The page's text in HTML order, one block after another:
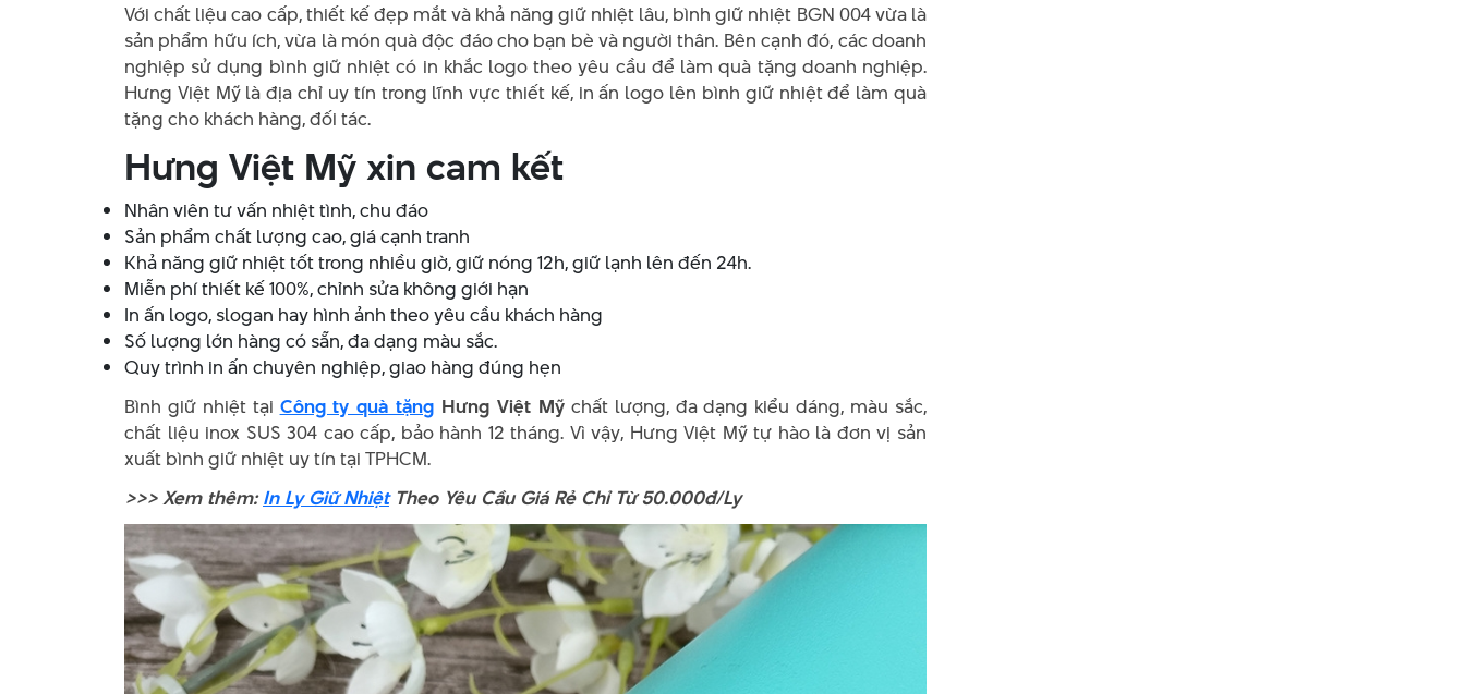
Với chất liệu cao cấp, thiết kế đẹp mắt và khả năng giữ nhiệt lâu, bình giữ nhiệt BGN 004 vừa là
sản phẩm hữu ích, vừa là món quà độc đáo cho bạn bè và người thân. Bên cạnh đó, các doanh
nghiệp sử dụng bình giữ nhiệt có in khắc logo theo yêu cầu để làm quà tặng doanh nghiệp.
Hưng Việt Mỹ là địa chỉ uy tín trong lĩnh vực thiết kế, in ấn logo lên bình giữ nhiệt để làm quà
tặng cho khách hàng, đối tác.
Hưng Việt Mỹ xin cam kết
Nhân viên tư vấn nhiệt tình, chu đáo
Sản phẩm chất lượng cao, giá cạnh tranh
Khả năng giữ nhiệt tốt trong nhiều giờ, giữ nóng 12h, giữ lạnh lên đến 24h.
Miễn phí thiết kế 100%, chỉnh sửa không giới hạn
In ấn logo, slogan hay hình ảnh theo yêu cầu khách hàng
Số lượng lớn hàng có sẵn, đa dạng màu sắc.
Quy trình in ấn chuyên nghiệp, giao hàng đúng hẹn
Bình giữ nhiệt tại Công ty quà tặng Hưng Việt Mỹchất lượng, đa dạng kiểu dáng, màu sắc,
chất liệu inox SUS 304 cao cấp, bảo hành 12 tháng. Vì vậy, Hưng Việt Mỹ tự hào là đơn vị sản
xuất bình giữ nhiệt uy tín tại TPHCM.
>>> Xem thêm:In Ly Giữ NhiệtTheo Yêu Cầu Giá Rẻ Chỉ Từ 50.000đ/Ly